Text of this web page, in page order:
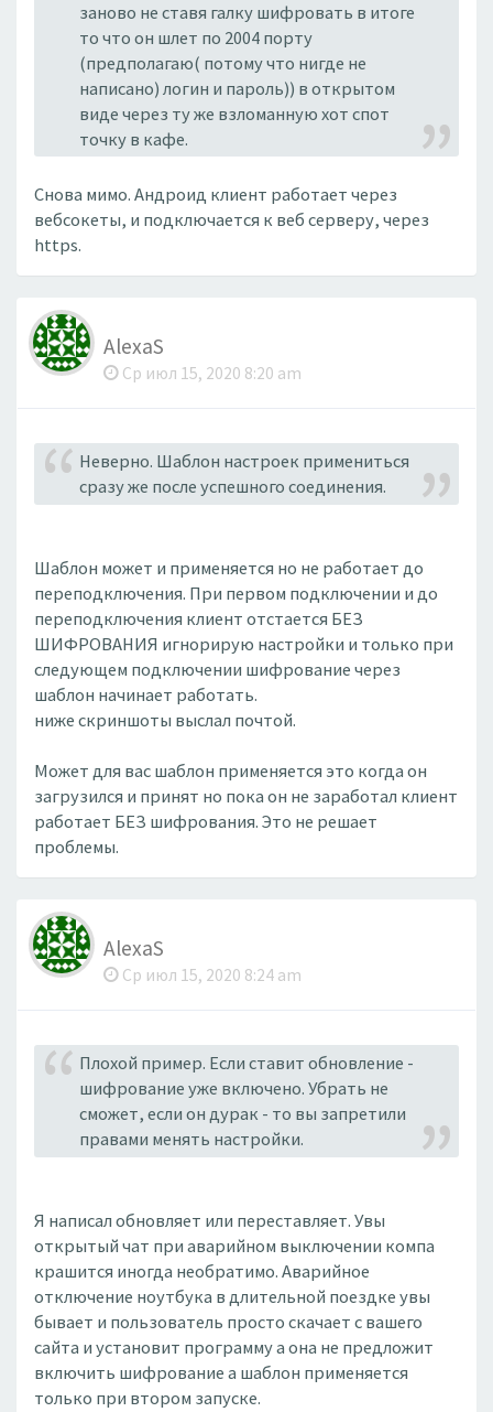
заново не ставя галку шифровать в итоге
то что он шлет по 2004 порту
(предполагаю( потому что нигде не
написано) логин и пароль)) в открытом
виде через ту же взломанную хот спот
точку в кафе.
Снова мимо. Андроид клиент работает через
вебсокеты, и подключается к веб серверу, через
https.
AlexaS
Ср июл 15, 2020 8:20 am
Неверно. Шаблон настроек примениться
сразу же после успешного соединения.
Шаблон может и применяется но не работает до
переподключения. При первом подключении и до
переподключения клиент отстается БЕЗ
ШИФРОВАНИЯ игнорирую настройки и только при
следующем подключении шифрование через
шаблон начинает работать.
ниже скриншоты выслал почтой.
Может для вас шаблон применяется это когда он
загрузился и принят но пока он не заработал клиент
работает БЕЗ шифрования. Это не решает
проблемы.
AlexaS
Ср июл 15, 2020 8:24 am
Плохой пример. Если ставит обновление -
шифрование уже включено. Убрать не
сможет, если он дурак - то вы запретили
правами менять настройки.
Я написал обновляет или переставляет. Увы
открытый чат при аварийном выключении компа
крашится иногда необратимо. Аварийное
отключение ноутбука в длительной поездке увы
бывает и пользователь просто скачает с вашего
сайта и установит программу а она не предложит
включить шифрование а шаблон применяется
только при втором запуске.